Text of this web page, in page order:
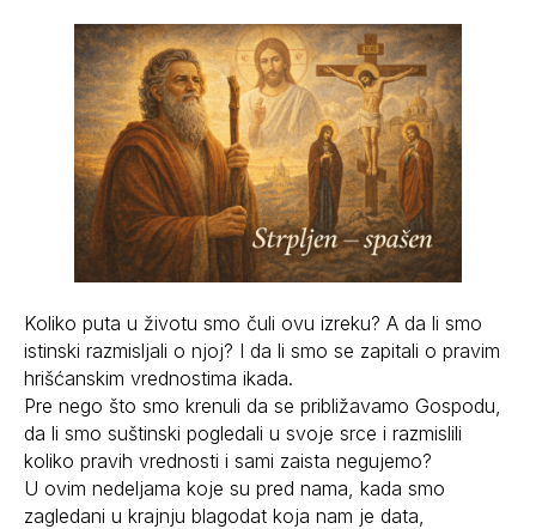
Koliko puta u životu smo čuli ovu izreku? A da li smo
istinski razmisljali o njoj? I da li smo se zapitali o pravim
hrišćanskim vrednostima ikada.
Pre nego što smo krenuli da se približavamo Gospodu,
da li smo suštinski pogledali u svoje srce i razmislili
koliko pravih vrednosti i sami zaista negujemo?
U ovim nedeljama koje su pred nama, kada smo
zagledani u krajnju blagodat koja nam je data,